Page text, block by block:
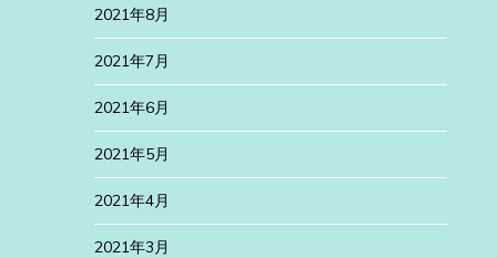
2021年8月
2021年7月
2021年6月
2021年5月
2021年4月
2021年3月